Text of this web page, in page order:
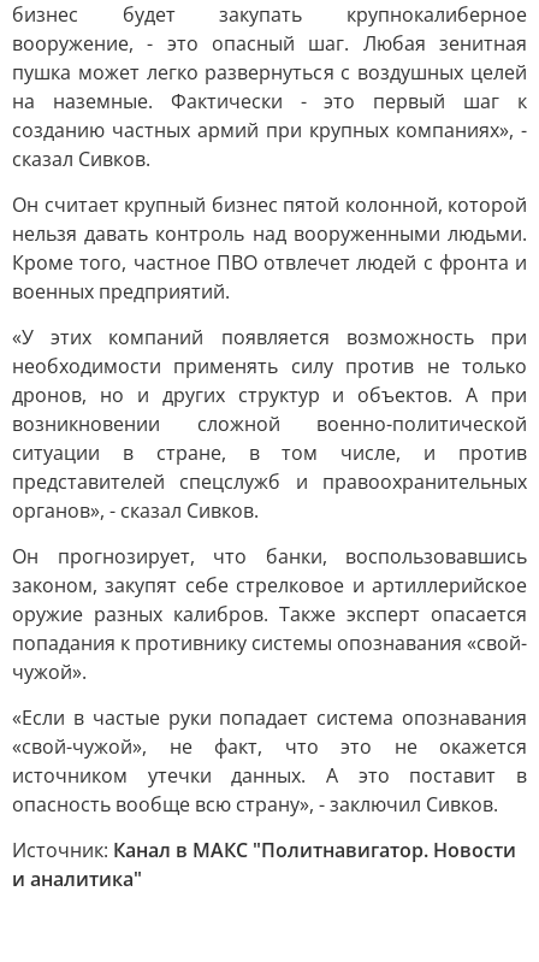
бизнес будет закупать крупнокалиберное
вооружение, - это опасный шаг. Любая зенитная
пушка может легко развернуться с воздушных целей
на наземные. Фактически - это первый шаг к
созданию частных армий при крупных компаниях», -
сказал Сивков.
Он считает крупный бизнес пятой колонной, которой
нельзя давать контроль над вооруженными людьми.
Кроме того, частное ПВО отвлечет людей с фронта и
военных предприятий.
«У этих компаний появляется возможность при
необходимости применять силу против не только
дронов, но и других структур и объектов. А при
возникновении сложной военно-политической
ситуации в стране, в том числе, и против
представителей спецслужб и правоохранительных
органов», - сказал Сивков.
Он прогнозирует, что банки, воспользовавшись
законом, закупят себе стрелковое и артиллерийское
оружие разных калибров. Также эксперт опасается
попадания к противнику системы опознавания «свой-
чужой».
«Если в частые руки попадает система опознавания
«свой-чужой», не факт, что это не окажется
источником утечки данных. А это поставит в
опасность вообще всю страну», - заключил Сивков.
Источник: Канал в МАКС "Политнавигатор. Новости
и аналитика"